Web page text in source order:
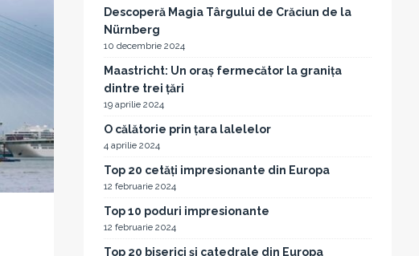
Descoperă Magia Târgului de Crăciun de la
Nürnberg
10 decembrie 2024
Maastricht: Un oraș fermecător la granița
dintre trei țări
19 aprilie 2024
O călătorie prin țara lalelelor
4 aprilie 2024
Top 20 cetăți impresionante din Europa
12 februarie 2024
Top 10 poduri impresionante
12 februarie 2024
Top 20 biserici și catedrale din Europa